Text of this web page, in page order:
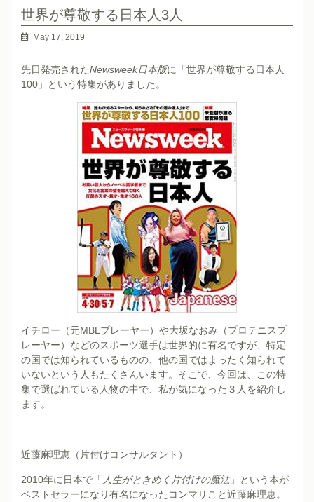
世界が尊敬する日本人3人
May 17, 2019
先日発売されたNewsweek日本版に「世界が尊敬する日本人
100」という特集がありました。
イチロー（元MBLプレーヤー）や大坂なおみ（プロテニスプ
レーヤー）などのスポーツ選手は世界的に有名ですが、特定
の国では知られているものの、他の国ではまったく知られて
いないという人もたくさんいます。そこで、今回は、この特
集で選ばれている人物の中で、私が気になった３人を紹介し
ます。
近藤麻理恵（片付けコンサルタント）
2010年に日本で「 人生がときめく片付けの魔法」という本が
ベストセラーになり有名になったコンマリこと近藤麻理恵。